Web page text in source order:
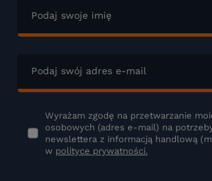
Podaj swoje imię
Podaj swój adres e-mail
Wyrażam zgodę na przetwarzanie
osobowych (adres e-mail) na
newslettera z informacją handlową
w polityce prywatności.